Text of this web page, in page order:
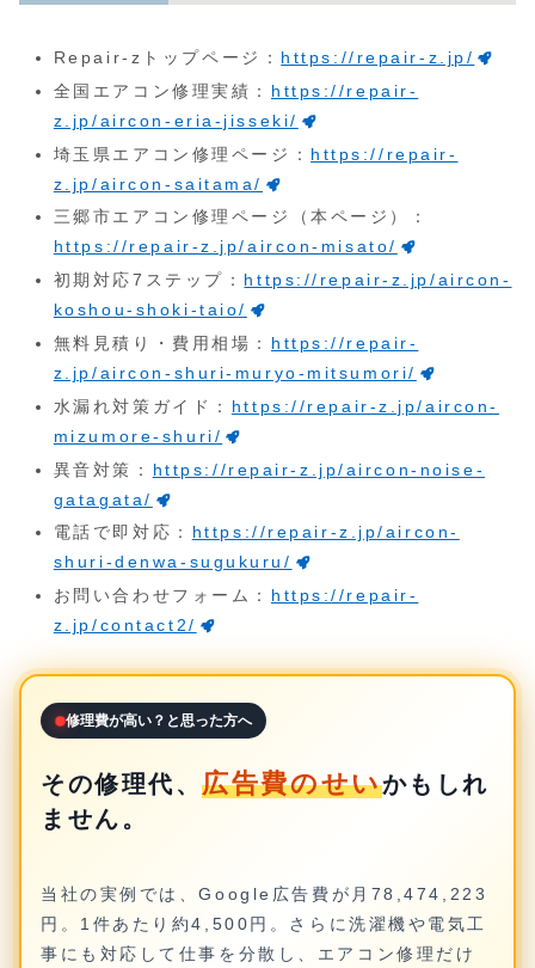
Repair-zトップページ： https://repair-z.jp/
全国エアコン修理実績： https://repair-
z.jp/aircon-eria-jisseki/
埼玉県エアコン修理ページ： https://repair-
z.jp/aircon-saitama/
三郷市エアコン修理ページ（本ページ）：
https://repair-z.jp/aircon-misato/
初期対応7ステップ： https://repair-z.jp/aircon-
koshou-shoki-taio/
無料見積り・費用相場： https://repair-
z.jp/aircon-shuri-muryo-mitsumori/
水漏れ対策ガイド： https://repair-z.jp/aircon-
mizumore-shuri/
異音対策： https://repair-z.jp/aircon-noise-
gatagata/
電話で即対応： https://repair-z.jp/aircon-
shuri-denwa-sugukuru/
お問い合わせフォーム： https://repair-
z.jp/contact2/
修理費が高い？と思った方へ
その修理代、広告費のせいかもしれ
ません。
当社の実例では、Google広告費が月78,474,223
円。1件あたり約4,500円。さらに洗濯機や電気工
事にも対応して仕事を分散し、エアコン修理だけ